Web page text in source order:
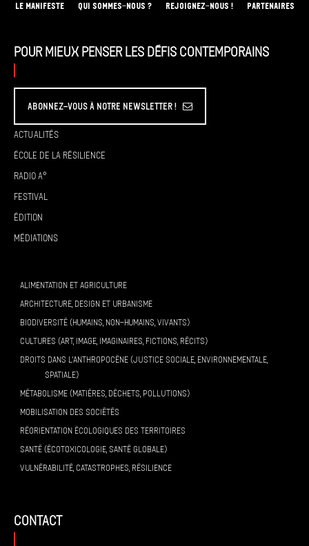
LE MANIFESTE QUI SOMMES-NOUS ? REJOIGNEZ-NOUS ! PARTENAIRES
Pour mieux penser les défis contemporains
Abonnez-vous à Notre Newsletter !
Actualités
École de la résilience
Radio A°
Festival
Édition
Médiations
ALIMENTATION ET AGRICULTURE
ARCHITECTURE, DESIGN ET URBANISME
BIODIVERSITÉ (HUMAINS, NON-HUMAINS, VIVANTS)
CULTURES (ART, IMAGE, IMAGINAIRES, FICTIONS, RÉCITS)
DROITS DANS L’ANTHROPOCÈNE (JUSTICE SOCIALE, ENVIRONNEMENTALE,
SPATIALE)
MÉTABOLISME (MATIÈRES, DÉCHETS, POLLUTIONS)
MOBILISATION DES SOCIÉTÉS
RÉORIENTATION ÉCOLOGIQUES DES TERRITOIRES
SANTÉ (ÉCOTOXICOLOGIE, SANTÉ GLOBALE)
VULNÉRABILITÉ, CATASTROPHES, RÉSILIENCE
contact